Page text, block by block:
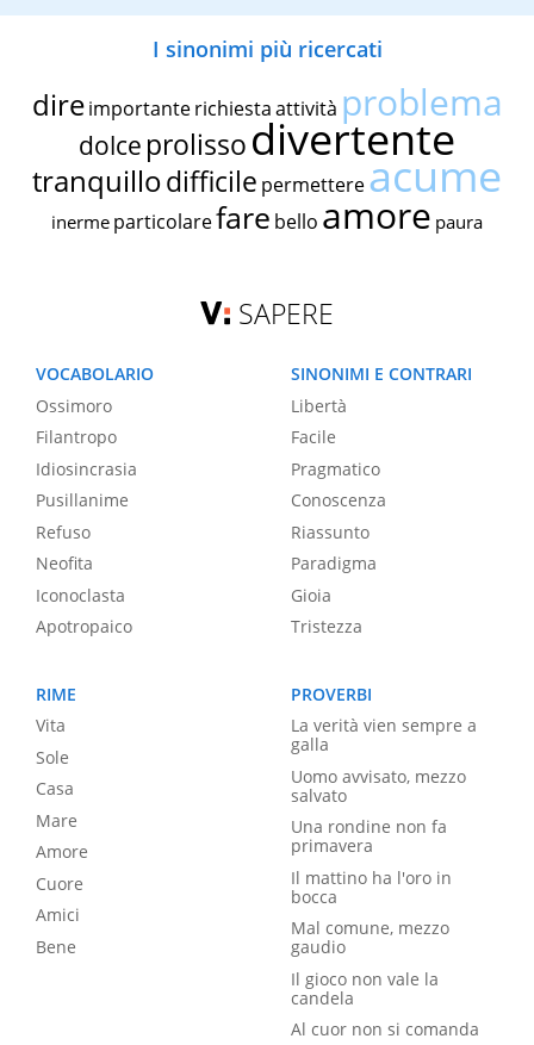
I sinonimi più ricercati
dire importante richiestaattività problema
dolce prolissodivertente
tranquillodifficile permettereacume
inerme particolarefare bello amore paura
SAPERE
VOCABOLARIO
Ossimoro
Filantropo
Idiosincrasia
Pusillanime
Refuso
Neofita
Iconoclasta
Apotropaico
SINONIMI E CONTRARI
Libertà
Facile
Pragmatico
Conoscenza
Riassunto
Paradigma
Gioia
Tristezza
RIME
Vita
Sole
Casa
Mare
Amore
Cuore
Amici
Bene
PROVERBI
La verità vien sempre a
galla
Uomo avvisato, mezzo
salvato
Una rondine non fa
primavera
Il mattino ha l'oro in
bocca
Mal comune, mezzo
gaudio
Il gioco non vale la
candela
Al cuor non si comanda